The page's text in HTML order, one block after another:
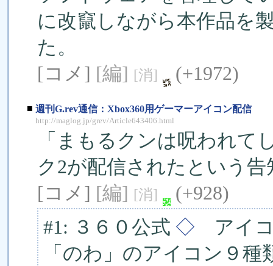
に改竄しながら本作品を
た。
[コメ] [編] [消] (+1972)
■ 週刊G.rev通信：Xbox360用ゲーマーアイコン配信
http://maglog.jp/grev/Article643406.html
「まもるクンは呪われて
ク2が配信されたという告
[コメ] [編] [消]
(+928)
#1: ３６０公式 ◇ アイコ
「のわ」のアイコン９